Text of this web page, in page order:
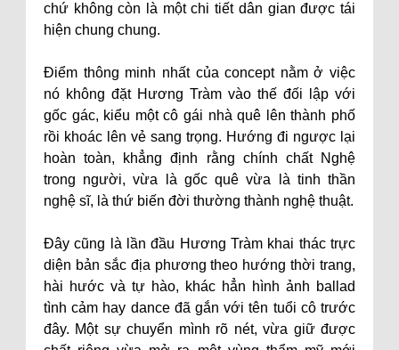
chứ không còn là một chi tiết dân gian được tái
hiện chung chung.
Điểm thông minh nhất của concept nằm ở việc
nó không đặt Hương Tràm vào thế đối lập với
gốc gác, kiểu một cô gái nhà quê lên thành phố
rồi khoác lên vẻ sang trọng. Hướng đi ngược lại
hoàn toàn, khẳng định rằng chính chất Nghệ
trong người, vừa là gốc quê vừa là tinh thần
nghệ sĩ, là thứ biến đời thường thành nghệ thuật.
Đây cũng là lần đầu Hương Tràm khai thác trực
diện bản sắc địa phương theo hướng thời trang,
hài hước và tự hào, khác hẳn hình ảnh ballad
tình cảm hay dance đã gắn với tên tuổi cô trước
đây. Một sự chuyển mình rõ nét, vừa giữ được